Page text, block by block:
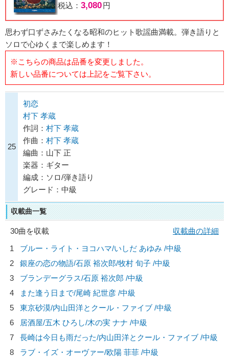
税込： 3,080円
思わず口ずさみたくなる昭和のヒット歌謡曲満載。弾き語りと
ソロで心ゆくまで楽しめます！
※こちらの商品は品番を変更しました。
新しい品番については上記をご覧下さい。
25
初恋
村下 孝蔵
作詞： 村下 孝蔵
作曲： 村下 孝蔵
編曲：山下 正
楽器：ギター
編成：ソロ/弾き語り
グレード：中級
収載曲一覧
30曲を収載
収載曲の詳細
1
ブルー・ライト・ヨコハマ/いしだ あゆみ /中級
2
銀座の恋の物語/石原 裕次郎/牧村 旬子 /中級
3
ブランデーグラス/石原 裕次郎 /中級
4
また逢う日まで/尾崎 紀世彦 /中級
5
東京砂漠/内山田洋とクール・ファイブ /中級
6
居酒屋/五木 ひろし/木の実 ナナ /中級
7
長崎は今日も雨だった/内山田洋とクール・ファイブ /中級
8
ラブ・イズ・オーヴァー/欧陽 菲菲 /中級